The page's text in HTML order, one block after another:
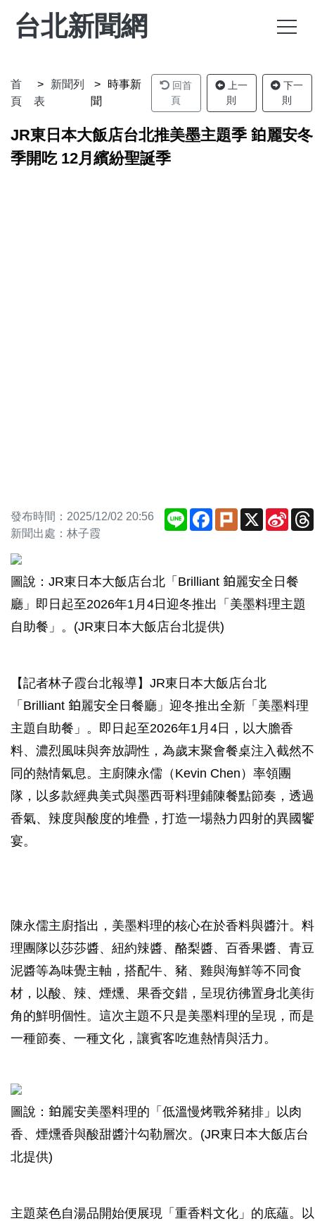
台北新聞網
首
頁
新聞列
表
時事新
聞
回首
頁
上一
則
下一
則
JR東日本大飯店台北推美墨主題季 鉑麗安冬
季開吃 12月繽紛聖誕季
發布時間：2025/12/02 20:56
新聞出處：林子霞
Line Facebook
Plurk X
Sina
圖說：JR東日本大飯店台北「Brilliant 鉑麗安全日餐
廳」即日起至2026年1月4日迎冬推出「美墨料理主題
自助餐」。(JR東日本大飯店台北提供)
【記者林子霞台北報導】JR東日本大飯店台北
「Brilliant 鉑麗安全日餐廳」迎冬推出全新「美墨料理
主題自助餐」。即日起至2026年1月4日，以大膽香
料、濃烈風味與奔放調性，為歲末聚會餐桌注入截然不
同的熱情氣息。主廚陳永儒（Kevin Chen）率領團
隊，以多款經典美式與墨西哥料理鋪陳餐點節奏，透過
香氣、辣度與酸度的堆疊，打造一場熱力四射的異國饗
宴。
陳永儒主廚指出，美墨料理的核心在於香料與醬汁。料
理團隊以莎莎醬、紐約辣醬、酪梨醬、百香果醬、青豆
泥醬等為味覺主軸，搭配牛、豬、雞與海鮮等不同食
材，以酸、辣、煙燻、果香交錯，呈現彷彿置身北美街
角的鮮明個性。這次主題不只是美墨料理的呈現，而是
一種節奏、一種文化，讓賓客吃進熱情與活力。
圖說：鉑麗安美墨料理的「低溫慢烤戰斧豬排」以肉
香、煙燻香與酸甜醬汁勾勒層次。(JR東日本大飯店台
北提供)
主題菜色自湯品開始便展現「重香料文化」的底蘊。以